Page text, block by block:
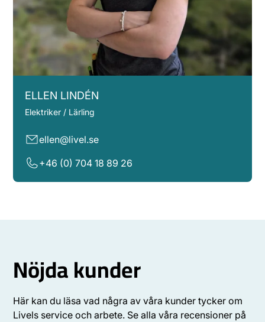
ELLEN LINDÉN
Elektriker / Lärling
ellen@livel.se
+46 (0) 704 18 89 26
Nöjda kunder
Här kan du läsa vad några av våra kunder tycker om
Livels service och arbete. Se alla våra recensioner på